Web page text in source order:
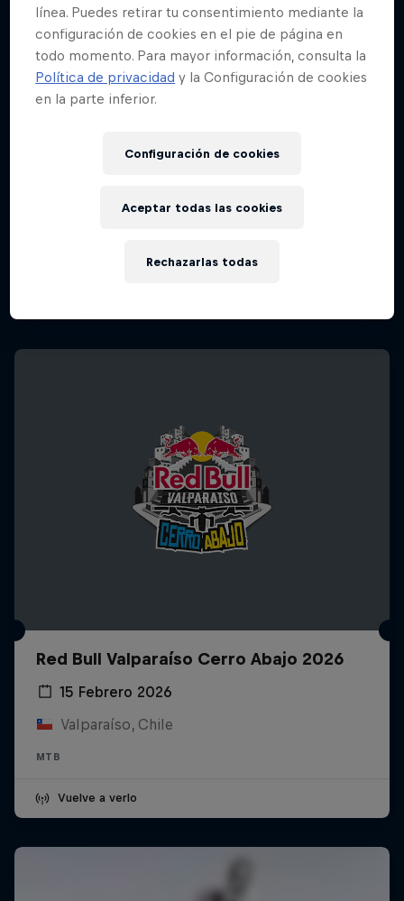
Red Bull Valparaíso Cerro Abajo 2026
15 Febrero 2026
Valparaíso, Chile
MTB
Vuelve a verlo
línea. Puedes retirar tu consentimiento mediante la
configuración de cookies en el pie de página en
todo momento. Para mayor información, consulta la
Política de privacidad y la Configuración de cookies
en la parte inferior.
Configuración de cookies
Rechazarlas todas
Aceptar todas las cookies